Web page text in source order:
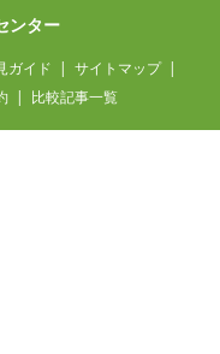
ンター
ガイド
サイトマップ
比較記事一覧